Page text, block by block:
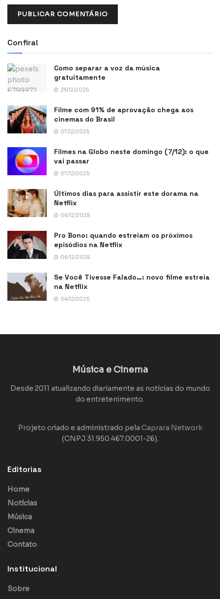
Confira!
Como separar a voz da música
gratuitamente
29/12/2025
Filme com 91% de aprovação chega aos
cinemas do Brasil
07/12/2025
Filmes na Globo neste domingo (7/12): o que
vai passar
07/12/2025
Últimos dias para assistir este dorama na
Netflix
06/12/2025
Pro Bono: quando estreiam os próximos
episódios na Netflix
06/12/2025
Se Você Tivesse Falado…: novo filme estreia
na Netflix
04/12/2025
Música e Cinema
Desde 2011 atualizando diariamente as notícias do mundo
do entretenimento.
Projeto criado e administrado pela Caprara Network
(CNPJ 31.950.467.0001-26).
Editorias
Home
Notícias
Música
Cinema
Contato
Institucional
Sobre